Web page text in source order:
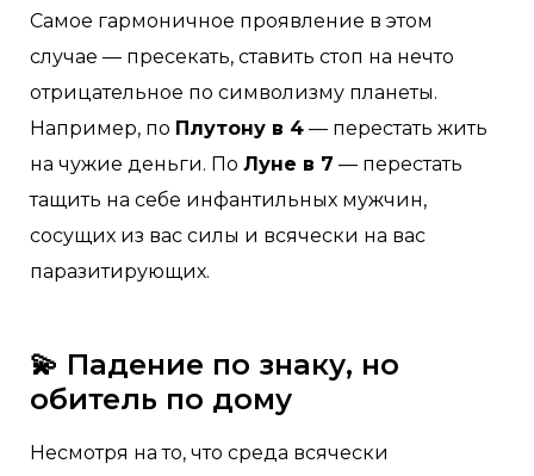
Самое гармоничное проявление в этом
случае — пресекать, ставить стоп на нечто
отрицательное по символизму планеты.
Например, по Плутону в 4 — перестать жить
на чужие деньги. По Луне в 7 — перестать
тащить на себе инфантильных мужчин,
сосущих из вас силы и всячески на вас
паразитирующих.
💫 Падение по знаку, но
обитель по дому
Несмотря на то, что среда всячески